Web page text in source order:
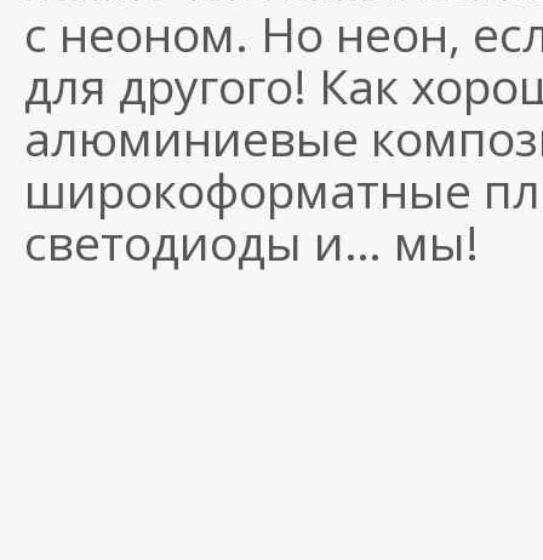
с неоном. Но неон,
для другого! Как
алюминиевые
широкоформатные
светодиоды и… мы!